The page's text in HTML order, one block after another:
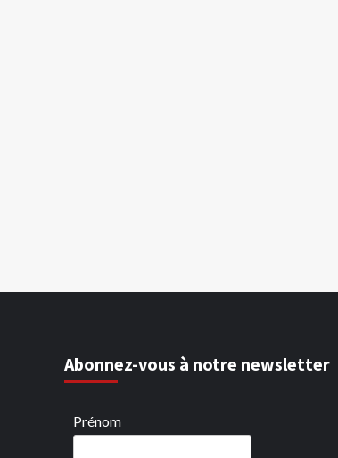
Abonnez-vous à notre newsletter
Prénom